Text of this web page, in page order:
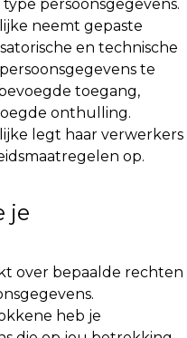
persoonsgegevens.
neemt gepaste
en technische
te
toegang,
onthulling.
legt haar verwerkers
op.
je
over bepaalde rechten
heb je